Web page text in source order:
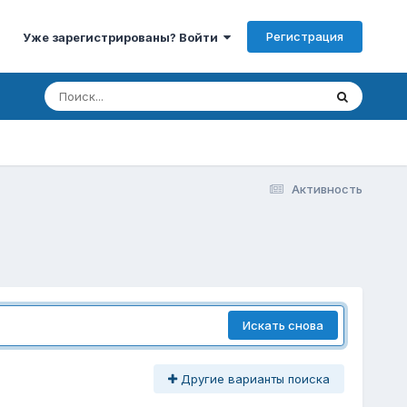
Уже зарегистрированы? Войти Регистрация
Активность
Искать снова
Другие варианты поиска